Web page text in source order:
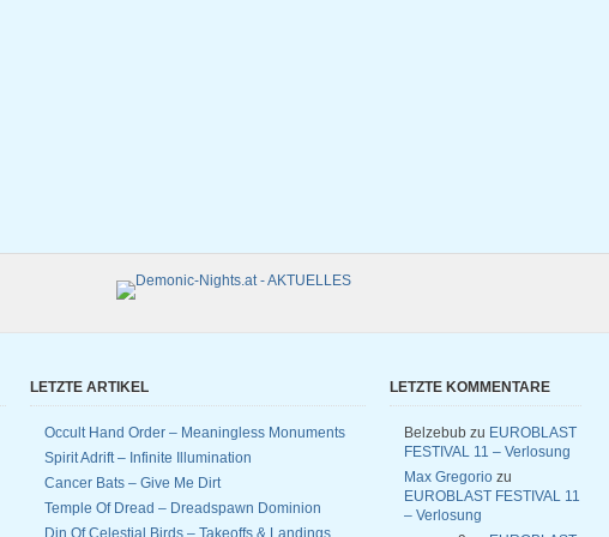
LETZTE ARTIKEL
Occult Hand Order – Meaningless Monuments
Spirit Adrift – Infinite Illumination
Cancer Bats – Give Me Dirt
Temple Of Dread – Dreadspawn Dominion
Din Of Celestial Birds – Takeoffs & Landings
LETZTE KOMMENTARE
Belzebub zu EUROBLAST
FESTIVAL 11 – Verlosung
Max Gregorio zu
EUROBLAST FESTIVAL 11
– Verlosung